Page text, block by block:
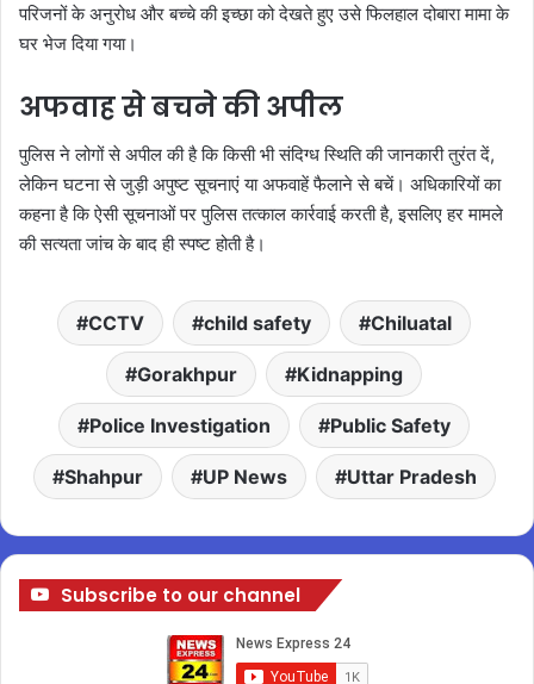
परिजनों के अनुरोध और बच्चे की इच्छा को देखते हुए उसे फिलहाल दोबारा मामा के
घर भेज दिया गया।
अफवाह से बचने की अपील
पुलिस ने लोगों से अपील की है कि किसी भी संदिग्ध स्थिति की जानकारी तुरंत दें,
लेकिन घटना से जुड़ी अपुष्ट सूचनाएं या अफवाहें फैलाने से बचें। अधिकारियों का
कहना है कि ऐसी सूचनाओं पर पुलिस तत्काल कार्रवाई करती है, इसलिए हर मामले
की सत्यता जांच के बाद ही स्पष्ट होती है।
CCTV child safety Chiluatal
Gorakhpur Kidnapping
Police Investigation Public Safety
Shahpur UP News Uttar Pradesh
Subscribe to our channel